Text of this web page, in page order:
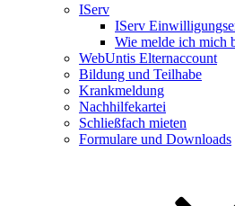
IServ
IServ
Wie melde ich mich
WebUntis Elternaccount
Bildung und Teilhabe
Krankmeldung
Nachhilfekartei
Schließfach mieten
Formulare und Downloads